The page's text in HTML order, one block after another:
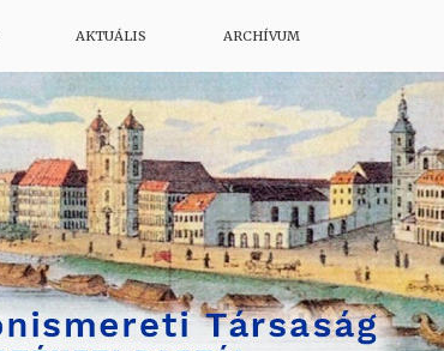
AKTUÁLIS ARCHÍVUM